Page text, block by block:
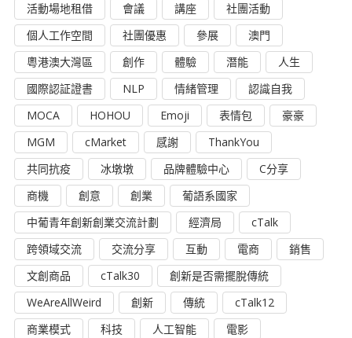
活動場地租借
會議 講座
社團活動
個人工作空間
社團優惠 參展
澳門
粵港澳大灣區
創作 體驗 潛能
人生
國際認証證書
NLP 情緒管理
認識自我
MOCA
HOHOU Emoji 表情包
豪豪
MGM
cMarket 感謝
ThankYou
共同抗疫
冰墩墩 品牌體驗中心
C分享
商機
創意 創業
葡語系國家
中葡青年創新創業交流計劃
經濟局
cTalk
跨領域交流
交流分享 互動 電商
銷售
文創商品
cTalk30
創新是否需擺脫傳統
WeAreAllWeird
創新 傳統
cTalk12
商業模式
科技 人工智能
電影